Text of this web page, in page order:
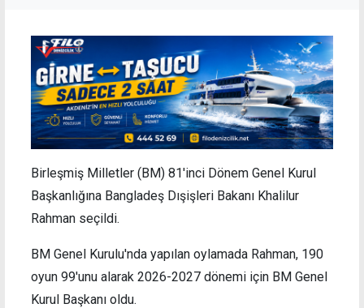
Birleşmiş Milletler (BM) 81'inci Dönem Genel Kurul
Başkanlığına Bangladeş Dışişleri Bakanı Khalilur
Rahman seçildi.
BM Genel Kurulu'nda yapılan oylamada Rahman, 190
oyun 99'unu alarak 2026-2027 dönemi için BM Genel
Kurul Başkanı oldu.